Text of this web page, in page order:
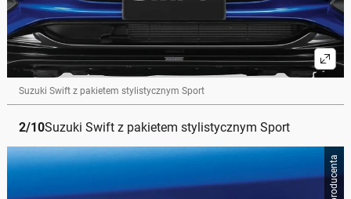
Suzuki Swift z pakietem stylistycznym Sport
2/10Suzuki Swift z pakietem stylistycznym Sport